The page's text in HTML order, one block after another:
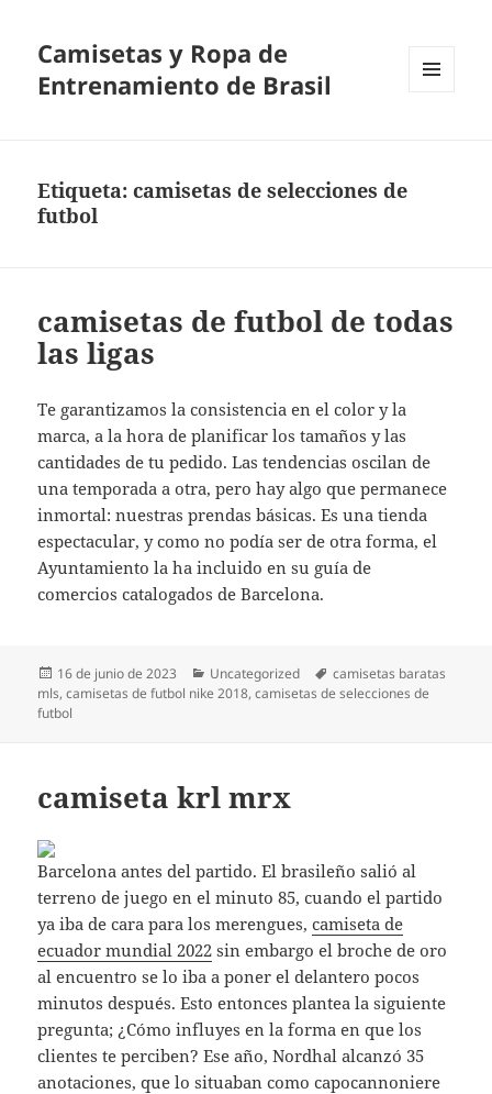
Camisetas y Ropa de
Entrenamiento de Brasil
Etiqueta:camisetas de selecciones de
futbol
camisetas de futbol de todas
las ligas
Te garantizamos la consistencia en el color y la
marca, a la hora de planificar los tamaños y las
cantidades de tu pedido. Las tendencias oscilan de
una temporada a otra, pero hay algo que permanece
inmortal: nuestras prendas básicas. Es una tienda
espectacular, y como no podía ser de otra forma, el
Ayuntamiento la ha incluido en su guía de
comercios catalogados de Barcelona.
Publicado
el
16 de junio de 2023 Categorías
Uncategorized Etiquetas
camisetas baratas
mls,camisetas de futbol nike 2018,camisetas de selecciones de
futbol
camiseta krl mrx
Barcelona antes del partido. El brasileño salió al
terreno de juego en el minuto 85, cuando el partido
ya iba de cara para los merengues,camiseta de
ecuador mundial 2022 sin embargo el broche de oro
al encuentro se lo iba a poner el delantero pocos
minutos después. Esto entonces plantea la siguiente
pregunta; ¿Cómo influyes en la forma en que los
clientes te perciben? Ese año, Nordhal alcanzó 35
anotaciones, que lo situaban como capocannoniere